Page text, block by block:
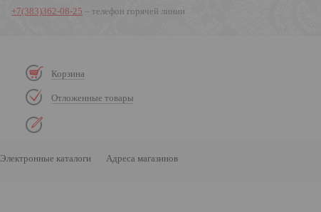
+7(383)362-08-25 – телефон горячей линии
Корзина
Отложенные товары
Электронные каталоги Адреса магазинов